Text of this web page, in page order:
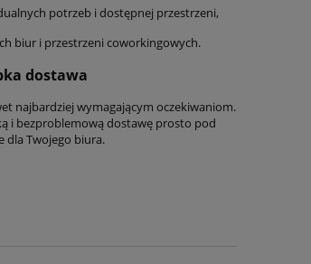
potrzeb i dostępnej przestrzeni,
biur i przestrzeni coworkingowych.
dostawa
najbardziej wymagającym oczekiwaniom.
i bezproblemową dostawę prosto pod
dla Twojego biura.